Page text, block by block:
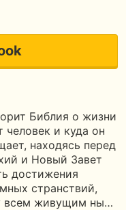
Библия о жизни
человек и куда он
находясь перед
и Новый Завет
достижения
странствий,
всем живущим ны…